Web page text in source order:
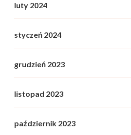
luty 2024
styczeń 2024
grudzień 2023
listopad 2023
październik 2023